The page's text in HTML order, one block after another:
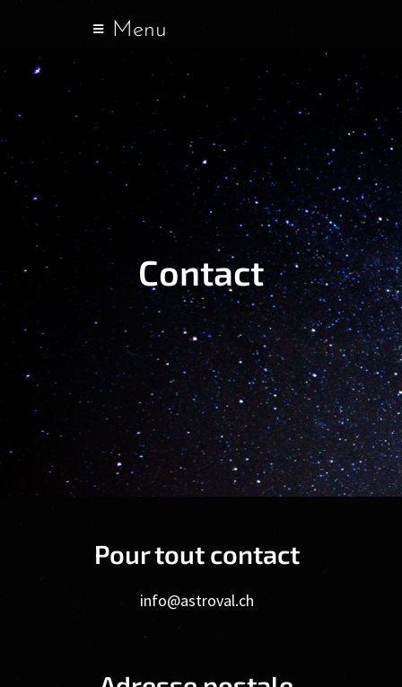
Menu
Contact
Pour tout contact
info@astroval.ch